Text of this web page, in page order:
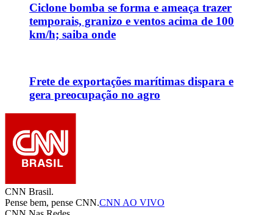
Ciclone bomba se forma e ameaça trazer
temporais, granizo e ventos acima de 100
km/h; saiba onde
Frete de exportações marítimas dispara e
gera preocupação no agro
CNN Brasil.
Pense bem, pense CNN.CNN AO VIVO